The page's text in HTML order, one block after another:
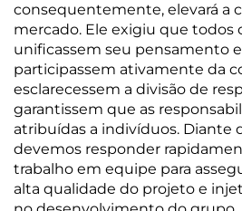
consequentemente, elevará a
mercado. Ele exigiu que todos
unificassem seu pensamento
participassem ativamente da
esclarecessem a divisão de
garantissem que as
atribuídas a indivíduos. Diante
devemos responder
trabalho em equipe para
alta qualidade do projeto e